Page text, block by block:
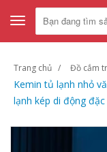
Toggle
navigation
Trang chủ Đồ cắm
Kemin tủ lạnh nhỏ
lạnh kép di động